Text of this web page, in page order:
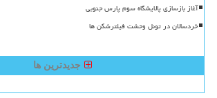
آغاز بازسازی پالایشگاه سوم پارس جنوبی
خردسالان در تونل وحشت فیلترشکن ها
جدیدترین ها